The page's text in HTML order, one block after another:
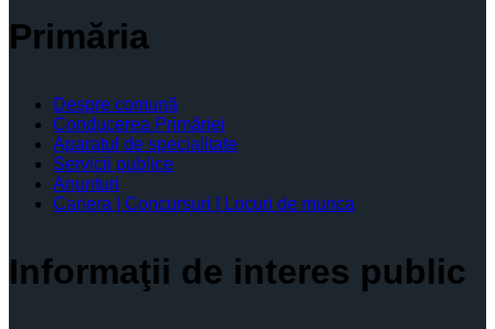
Primăria
Despre comună
Conducerea Primăriei
Aparatul de specialitate
Servicii publice
Anunturi
Cariera | Concursuri | Locuri de munca
Informaţii de interes public